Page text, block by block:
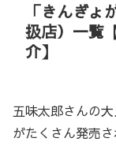
「きんぎょ
扱店）一覧
介】
五味太郎さんの
がたくさん発売さ